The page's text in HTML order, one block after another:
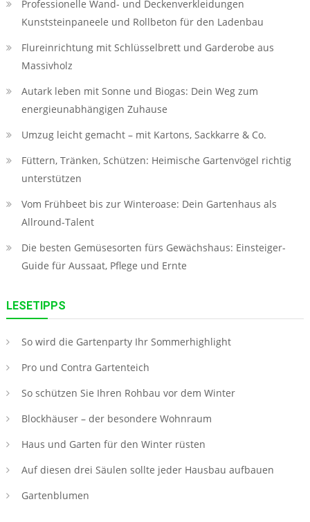
Professionelle Wand- und Deckenverkleidungen
Kunststeinpaneele und Rollbeton für den Ladenbau
Flureinrichtung mit Schlüsselbrett und Garderobe aus
Massivholz
Autark leben mit Sonne und Biogas: Dein Weg zum
energieunabhängigen Zuhause
Umzug leicht gemacht – mit Kartons, Sackkarre & Co.
Füttern, Tränken, Schützen: Heimische Gartenvögel richtig
unterstützen
Vom Frühbeet bis zur Winteroase: Dein Gartenhaus als
Allround-Talent
Die besten Gemüsesorten fürs Gewächshaus: Einsteiger-
Guide für Aussaat, Pflege und Ernte
LESETIPPS
So wird die Gartenparty Ihr Sommerhighlight
Pro und Contra Gartenteich
So schützen Sie Ihren Rohbau vor dem Winter
Blockhäuser – der besondere Wohnraum
Haus und Garten für den Winter rüsten
Auf diesen drei Säulen sollte jeder Hausbau aufbauen
Gartenblumen